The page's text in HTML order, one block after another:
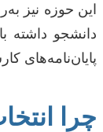
این حوزه نیز
پایان‌نامه‌های
چرا